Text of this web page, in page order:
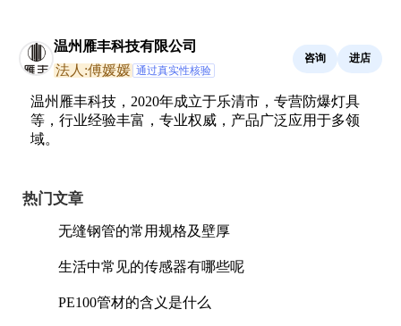
温州雁丰科技有限公司
法人:傅媛媛 通过真实性核验
咨询 进店
温州雁丰科技，2020年成立于乐清市，专营防爆灯具
等，行业经验丰富，专业权威，产品广泛应用于多领
域。
热门文章
无缝钢管的常用规格及壁厚
生活中常见的传感器有哪些呢
PE100管材的含义是什么